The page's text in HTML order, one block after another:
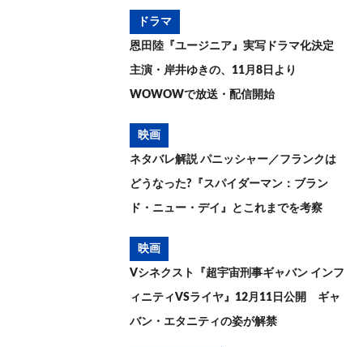
ドラマ
恩田陸『ユージニア』実写ドラマ化決定
主演・岸井ゆきの、11月8日より
WOWOWで放送・配信開始
映画
ネタバレ解説 パニッシャー／フランクは
どうなった?『スパイダーマン：ブラン
ド・ニュー・デイ』とこれまでを考察
映画
Vシネクスト『超宇宙刑事ギャバン インフ
ィニティVSライヤ』12月11日公開 ギャ
バン・エタニティの姿が解禁